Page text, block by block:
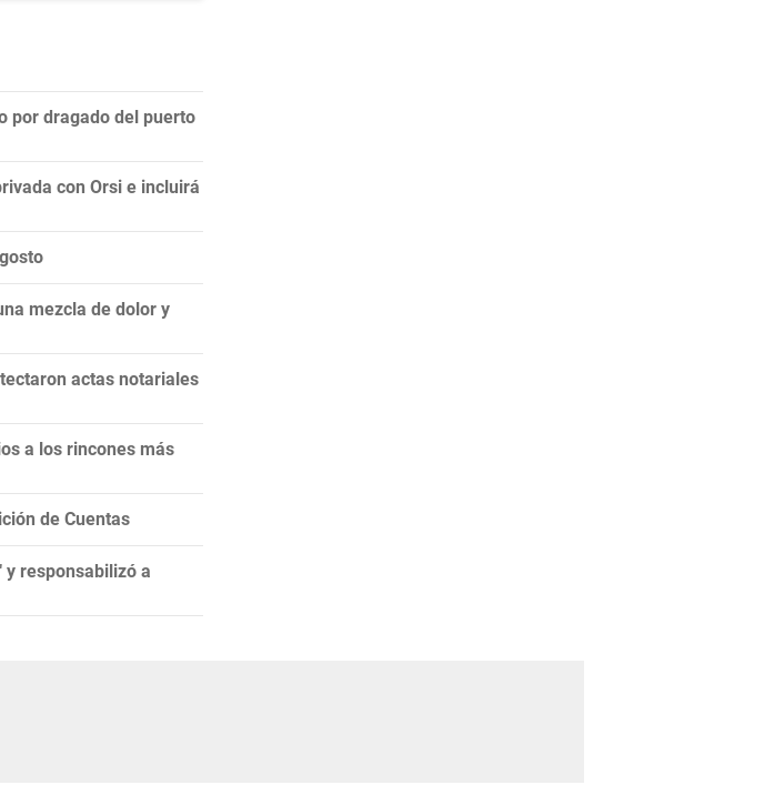
por dragado del puerto
con Orsi e incluirá
mezcla de dolor y
actas notariales
a los rincones más
de Cuentas
y responsabilizó a